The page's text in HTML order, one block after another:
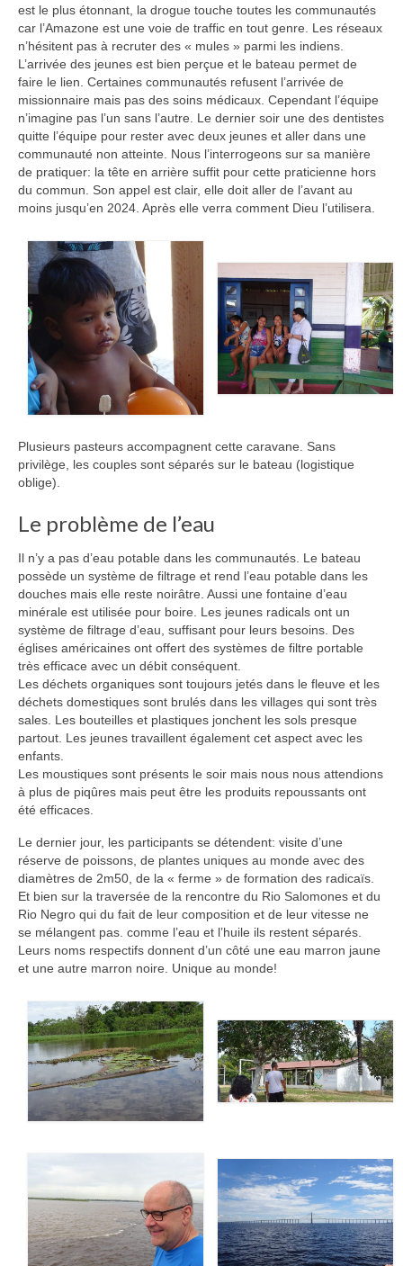
est le plus étonnant, la drogue touche toutes les communautés
car l’Amazone est une voie de traffic en tout genre. Les réseaux
n’hésitent pas à recruter des « mules » parmi les indiens.
L’arrivée des jeunes est bien perçue et le bateau permet de
faire le lien. Certaines communautés refusent l’arrivée de
missionnaire mais pas des soins médicaux. Cependant l’équipe
n’imagine pas l’un sans l’autre. Le dernier soir une des dentistes
quitte l’équipe pour rester avec deux jeunes et aller dans une
communauté non atteinte. Nous l’interrogeons sur sa manière
de pratiquer: la tête en arrière suffit pour cette praticienne hors
du commun. Son appel est clair, elle doit aller de l’avant au
moins jusqu’en 2024. Après elle verra comment Dieu l’utilisera.
Plusieurs pasteurs accompagnent cette caravane. Sans
privilège, les couples sont séparés sur le bateau (logistique
oblige).
Le problème de l’eau
Il n’y a pas d’eau potable dans les communautés. Le bateau
possède un système de filtrage et rend l’eau potable dans les
douches mais elle reste noirâtre. Aussi une fontaine d’eau
minérale est utilisée pour boire. Les jeunes radicals ont un
système de filtrage d’eau, suffisant pour leurs besoins. Des
églises américaines ont offert des systèmes de filtre portable
très efficace avec un débit conséquent.
Les déchets organiques sont toujours jetés dans le fleuve et les
déchets domestiques sont brulés dans les villages qui sont très
sales. Les bouteilles et plastiques jonchent les sols presque
partout. Les jeunes travaillent également cet aspect avec les
enfants.
Les moustiques sont présents le soir mais nous nous attendions
à plus de piqûres mais peut être les produits repoussants ont
été efficaces.
Le dernier jour, les participants se détendent: visite d’une
réserve de poissons, de plantes uniques au monde avec des
diamètres de 2m50, de la « ferme » de formation des radicaïs.
Et bien sur la traversée de la rencontre du Rio Salomones et du
Rio Negro qui du fait de leur composition et de leur vitesse ne
se mélangent pas. comme l’eau et l’huile ils restent séparés.
Leurs noms respectifs donnent d’un côté une eau marron jaune
et une autre marron noire. Unique au monde!